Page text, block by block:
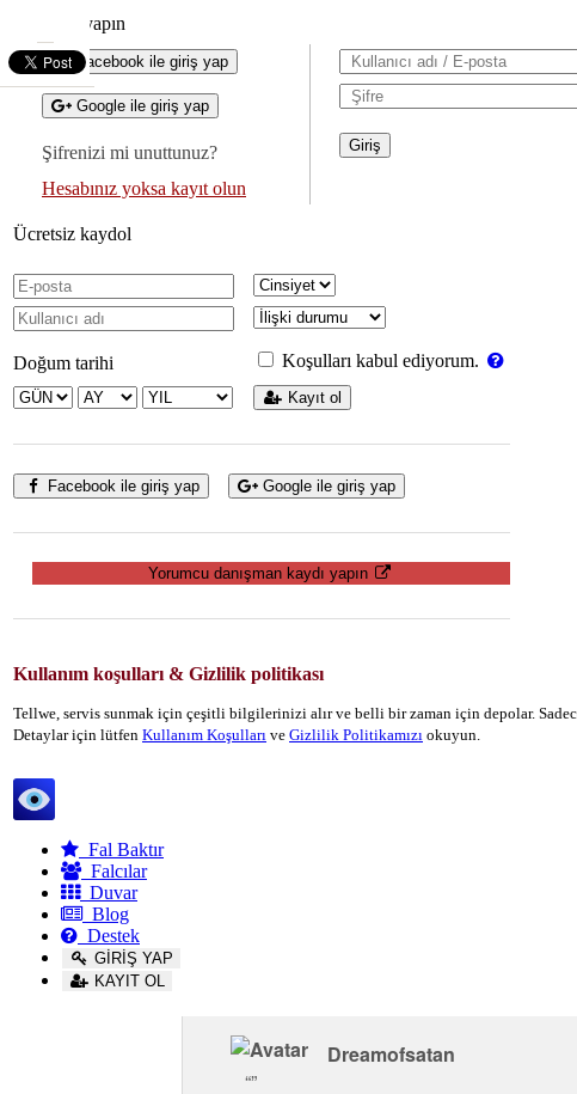
Giriş yapın
Facebook ile giriş yap
Google ile giriş yap
Şifrenizi mi unuttunuz?
Hesabınız yoksa kayıt olun
Ücretsiz kaydol
Doğum tarihi Koşulları kabul ediyorum.
Kayıt ol
Facebook ile giriş yap Google ile giriş yap
Yorumcu danışman kaydı yapın
Kullanım koşulları & Gizlilik politikası
Tellwe, servis sunmak için çeşitli bilgilerinizi alır ve belli bir zaman için depolar.
Detaylar için lütfen Kullanım Koşulları ve Gizlilik Politikamızı okuyun.
Fal Baktır
Falcılar
Duvar
Blog
Destek
GİRİŞ YAP
KAYIT OL
Dreamofsatan